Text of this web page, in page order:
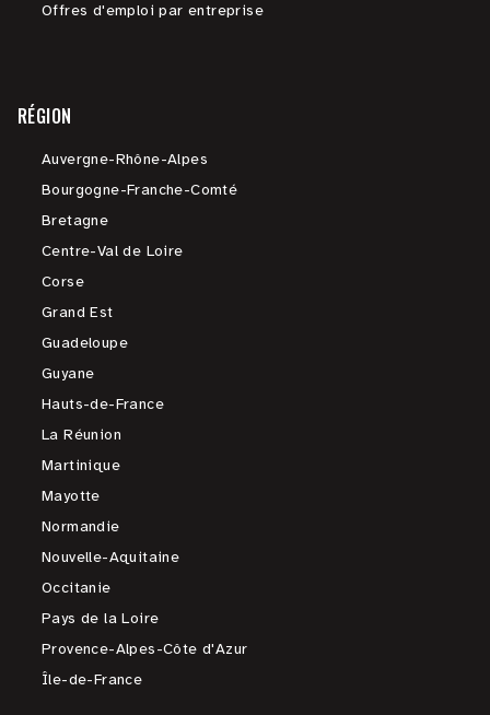
Offres d'emploi par entreprise
RÉGION
Auvergne-Rhône-Alpes
Bourgogne-Franche-Comté
Bretagne
Centre-Val de Loire
Corse
Grand Est
Guadeloupe
Guyane
Hauts-de-France
La Réunion
Martinique
Mayotte
Normandie
Nouvelle-Aquitaine
Occitanie
Pays de la Loire
Provence-Alpes-Côte d'Azur
Île-de-France